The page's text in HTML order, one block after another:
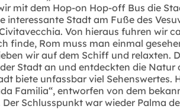
mit dem Hop-on Hop-off Bus die
interessante Stadt am Fuße des
Von hieraus fuhren wir
finde, Rom muss man einmal
wir auf dem Schiff und relaxten.
Stadt an und entdeckten die Natur
biete unfassbar viel Sehenswertes.
Familia“, entworfen von dem
Schlusspunkt war wieder Palma